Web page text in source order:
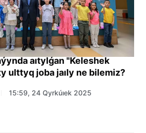
aıtylǵan "Keleshek
ulttyq joba jaıly ne bilemiz?
15:59, 24 Qyrkúıek 2025